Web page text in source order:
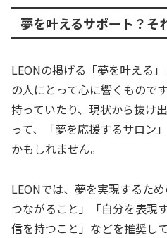
夢を叶えるサポート？そ
LEONの掲げる「夢を叶える
の人にとって心に響くもので
持っていたり、現状から抜け
って、「夢を応援するサロン
かもしれません。
LEONでは、夢を実現するた
つながること」「自分を表現
信を持つこと」などを推奨し